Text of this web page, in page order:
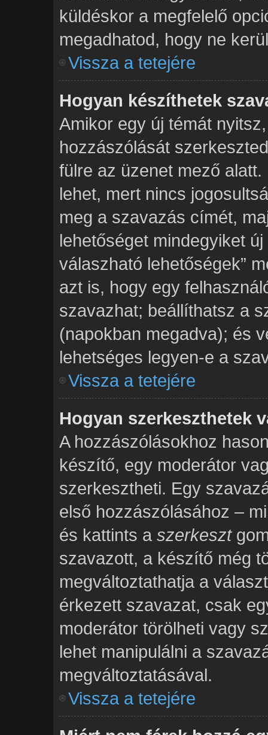
küldéskor a megfelelő
megadhatod, hogy ne
Vissza a tetejére
Hogyan készíthetek
Amikor egy új témát
hozzászólását
fülre az üzenet mező
lehet, mert nincs
meg a szavazás címét,
lehetőséget mindegyiket
válaszható lehetőségek”
azt is, hogy egy
szavazhat; beállíthatsz a
(napokban megadva); és
lehetséges legyen-e a
Vissza a tetejére
Hogyan szerkeszthetek
A hozzászólásokhoz
készítő, egy moderátor
szerkesztheti. Egy
első hozzászólásához –
és kattints a szerkeszt
szavazott, a készítő még
megváltoztathatja a
érkezett szavazat, csak
moderátor törölheti vagy
lehet manipulálni a
megváltoztatásával.
Vissza a tetejére